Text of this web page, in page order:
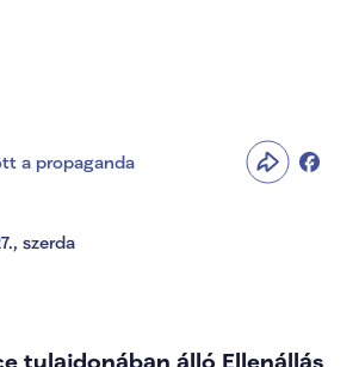
a propaganda
szerda
tulajdonában álló Ellenállás